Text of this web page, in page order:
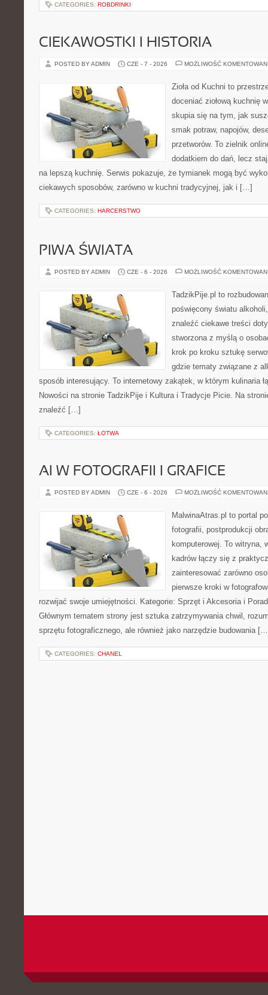
CATEGORIES: ROBDRINKI
CIEKAWOSTKI I HISTORIA
POSTED BY ADMIN CZE - 7 - 2026 MOŻLIWOŚĆ
Zioła od Kuchni to
doceniać ziołową kuchnię
skupia się na tym, jak
smak potraw, napojów,
przetworów. To zielnik
dodatkiem do dań, lecz
na lepszą kuchnię. Serwis pokazuje, że tymianek mogą być
ciekawych sposobów, zarówno w kuchni tradycyjnej, jak i […]
CATEGORIES: HARCERSTWO
PIWA ŚWIATA
POSTED BY ADMIN CZE - 6 - 2026 MOŻLIWOŚĆ
TadzikPije.pl to
poświęcony światu
znaleźć ciekawe treści
stworzona z myślą o
krok po kroku sztukę
gdzie tematy związane z
sposób interesujący. To internetowy zakątek, w którym kulinaria
Nowości na stronie TadzikPije i Kultura i Tradycje Picie. Na
znaleźć […]
CATEGORIES: ŁOTWA
AI W FOTOGRAFII I GRAFICE
POSTED BY ADMIN CZE - 6 - 2026 MOŻLIWOŚĆ
MalwinaAtras.pl to portal
fotografii, postprodukcji
komputerowej. To witryna,
kadrów łączy się z
zainteresować zarówno
pierwsze kroki w
rozwijać swoje umiejętności. Kategorie: Sprzęt i Akcesoria i
Głównym tematem strony jest sztuka zatrzymywania chwil,
sprzętu fotograficznego, ale również jako narzędzie budowania
CATEGORIES: CHANEL